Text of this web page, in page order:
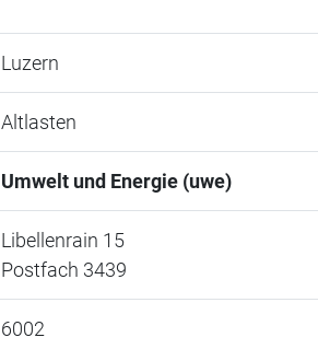
Luzern
Altlasten
Umwelt und Energie (uwe)
Libellenrain 15
Postfach 3439
6002